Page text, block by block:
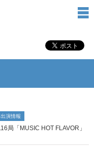
演情報
局「MUSIC HOT FLAVOR」